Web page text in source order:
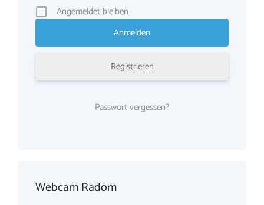
Angemeldet bleiben
Registrieren
Passwort vergessen?
Webcam Radom